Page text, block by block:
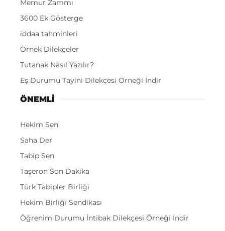
Memur Zammı
3600 Ek Gösterge
iddaa tahminleri
Örnek Dilekçeler
Tutanak Nasıl Yazılır?
Eş Durumu Tayini Dilekçesi Örneği İndir
ÖNEMLI
Hekim Sen
Saha Der
Tabip Sen
Taşeron Son Dakika
Türk Tabipler Birliği
Hekim Birliği Sendikası
Öğrenim Durumu İntibak Dilekçesi Örneği İndir